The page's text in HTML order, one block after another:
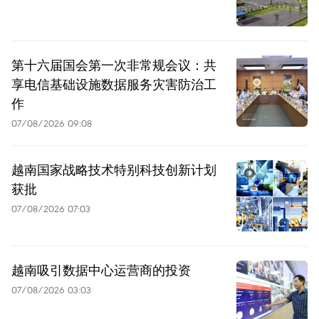
第十六届国会第一次非常规会议：共
享电信基础设施数据服务灾害防治工
作
07/08/2026 09:08
越南国家战略技术特别科技创新计划
获批
07/08/2026 07:03
越南吸引数据中心运营商的投资
07/08/2026 03:03